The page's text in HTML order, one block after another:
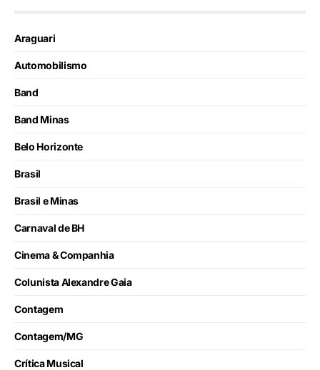
Araguari
Automobilismo
Band
Band Minas
Belo Horizonte
Brasil
Brasil e Minas
Carnaval de BH
Cinema & Companhia
Colunista Alexandre Gaia
Contagem
Contagem/MG
Crítica Musical